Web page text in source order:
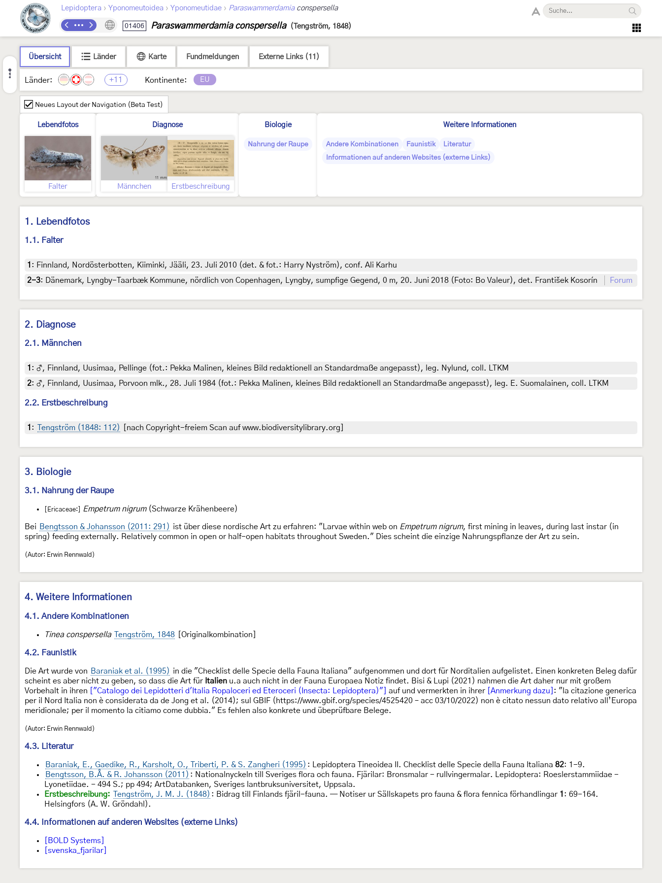
Lepidoptera › Yponomeutoidea › Yponomeutidae › Paraswammerdamiaconspersella
01406 Paraswammerdamia conspersella (Tengström, 1848)
Übersicht Länder Karte Fundmeldungen Externe Links (11)
Länder: +11 Kontinente: EU
Neues Layout der Navigation (Beta Test)
Lebendfotos
Falter
Diagnose
Männchen Erstbeschreibung
Biologie
Nahrung der Raupe
Weitere Informationen
Andere Kombinationen Faunistik
Literatur
Informationen auf anderen Websites (externe Links)
1. Lebendfotos
1.1. Falter
1 : Finnland, Nordösterbotten, Kiiminki, Jääli, 23. Juli 2010 (det. & fot.: Harry Nyström), conf. Ali Karhu
2-3: Dänemark, Lyngby-Taarbæk Kommune, nördlich von Copenhagen, Lyngby, sumpfige Gegend, 0 m, 20. Juni 2018 (Foto: Bo Valeur), det. František Kosorín Forum
2. Diagnose
2.1. Männchen
1 : ♂, Finnland, Uusimaa, Pellinge (fot.: Pekka Malinen, kleines Bild redaktionell an Standardmaße angepasst), leg. Nylund, coll. LTKM
2: ♂, Finnland, Uusimaa, Porvoon mlk., 28. Juli 1984 (fot.: Pekka Malinen, kleines Bild redaktionell an Standardmaße angepasst), leg. E. Suomalainen, coll. LTKM
2.2. Erstbeschreibung
1 : Tengström (1848: 112) [nach Copyright-freiem Scan auf www.biodiversitylibrary.org]
3. Biologie
3.1. Nahrung der Raupe
[Ericaceae:] Empetrum nigrum(Schwarze Krähenbeere)
Bei Bengtsson & Johansson (2011: 291) ist über diese nordische Art zu erfahren: "Larvae within web on Empetrum nigrum, first mining in leaves, during last instar (in
spring) feeding externally. Relatively common in open or half-open habitats throughout Sweden." Dies scheint die einzige Nahrungspflanze der Art zu sein.
(Autor: Erwin Rennwald)
4. Weitere Informationen
4.1. Andere Kombinationen
Tinea conspersella Tengström, 1848 [Originalkombination]
4.2. Faunistik
Die Art wurde von Baraniak et al. (1995) in die "Checklist delle Specie della Fauna Italiana" aufgenommen und dort für Norditalien aufgelistet. Einen konkreten Beleg dafür
scheint es aber nicht zu geben, so dass die Art für Italien u.a auch nicht in der Fauna Europaea Notiz findet. Bisi & Lupi (2021) nahmen die Art daher nur mit großem
Vorbehalt in ihren
["Catalogo dei Lepidotteri d'Italia Ropaloceri ed Eteroceri (Insecta: Lepidoptera)"] auf und vermerkten in ihrer [Anmerkung dazu] : "la citazione generica
per il Nord Italia non è considerata da de Jong et al. (2014); sul GBIF (https://www.gbif.org/species/4525420 – acc 03/10/2022) non è citato nessun dato relativo all’Europa
meridionale; per il momento la citiamo come dubbia." Es fehlen also konkrete und übeprüfbare Belege.
(Autor: Erwin Rennwald)
4.3. Literatur
Baraniak, E., Gaedike, R., Karsholt, O., Triberti, P. & S. Zangheri (1995) : Lepidoptera Tineoidea II. Checklist delle Specie della Fauna Italiana 82: 1-9.
Bengtsson, B.Å. & R. Johansson (2011) : Nationalnyckeln till Sveriges flora och fauna. Fjärilar: Bronsmalar - rullvingermalar. Lepidoptera: Roeslerstammiidae -
Lyonetiidae. - 494 S.; pp 494; ArtDatabanken, Sveriges lantbruksuniversitet, Uppsala.
Erstbeschreibung:
Tengström, J. M. J. (1848) : Bidrag till Finlands fjäril-fauna. — Notiser ur Sällskapets pro fauna & flora fennica förhandlingar 1 : 69-164.
Helsingfors (A. W. Gröndahl).
4.4. Informationen auf anderen Websites (externe Links)
[BOLD Systems]
[svenska_fjarilar]